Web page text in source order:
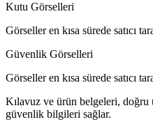
Kutu Görselleri
Görseller en kısa sürede satıcı
Güvenlik Görselleri
Görseller en kısa sürede satıcı
Kılavuz ve ürün belgeleri, doğru
güvenlik bilgileri sağlar.